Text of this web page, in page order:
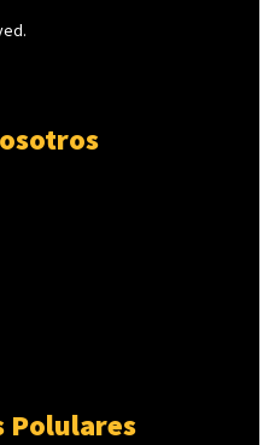
Polulares